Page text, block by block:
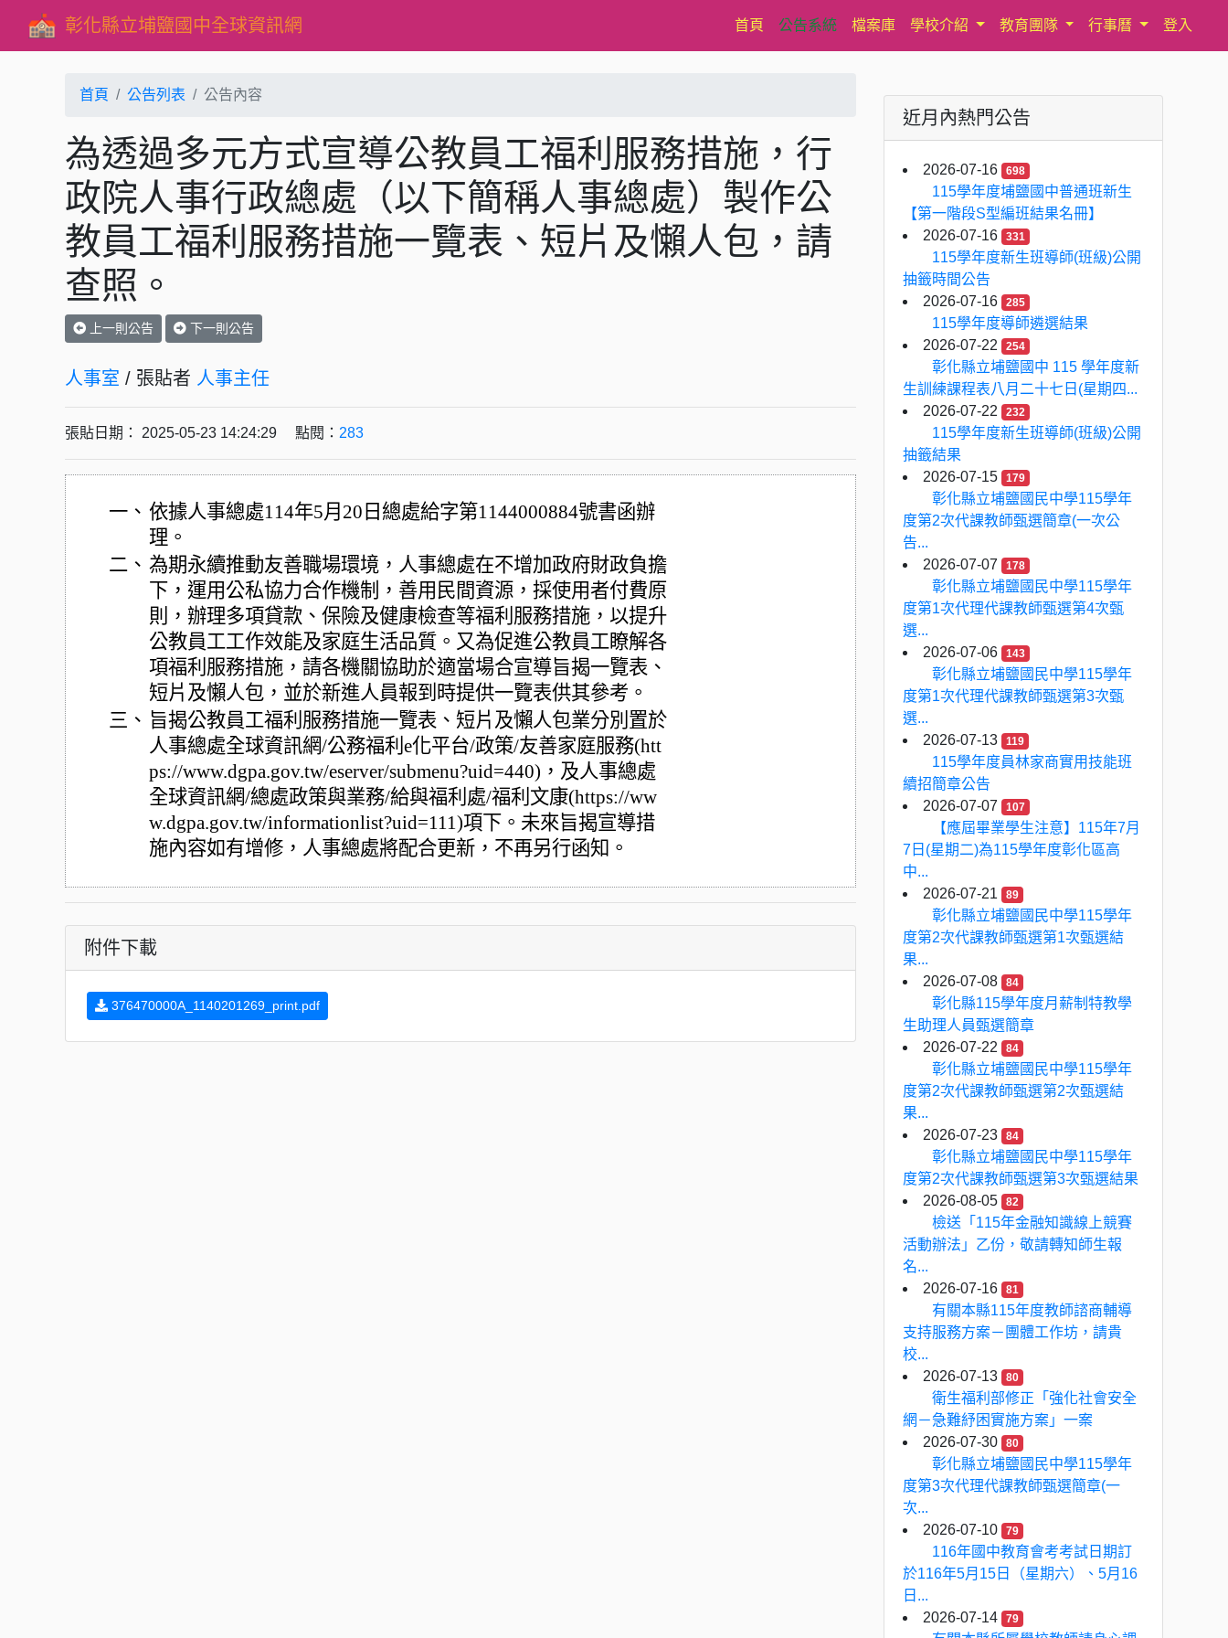
彰化縣立埔鹽國中全球資訊網 首頁(current)
公告系統 檔案庫 學校介紹 教育團隊 行事曆 登入
首頁 公告列表 公告內容
為透過多元方式宣導公教員工福利服務措施，行
政院人事行政總處（以下簡稱人事總處）製作公
教員工福利服務措施一覽表、短片及懶人包，請
查照。
上一則公告 下一則公告
人事室 / 張貼者 人事主任
張貼日期： 2025-05-23 14:24:29 點閱： 283
一、 依據人事總處114年5月20日總處給字第1144000884號書函辦
理。
二、 為期永續推動友善職場環境，人事總處在不增加政府財政負擔
下，運用公私協力合作機制，善用民間資源，採使用者付費原
則，辦理多項貸款、保險及健康檢查等福利服務措施，以提升
公教員工工作效能及家庭生活品質。又為促進公教員工瞭解各
項福利服務措施，請各機關協助於適當場合宣導旨揭一覽表、
短片及懶人包，並於新進人員報到時提供一覽表供其參考。
三、 旨揭公教員工福利服務措施一覽表、短片及懶人包業分別置於
人事總處全球資訊網/公務福利e化平台/政策/友善家庭服務(htt
ps://www.dgpa.gov.tw/eserver/submenu?uid=440)，及人事總處
全球資訊網/總處政策與業務/給與福利處/福利文康(https://ww
w.dgpa.gov.tw/informationlist?uid=111)項下。未來旨揭宣導措
施內容如有增修，人事總處將配合更新，不再另行函知。
附件下載
376470000A_1140201269_print.pdf
近月內熱門公告
2026-07-16 698
115學年度埔鹽國中普通班新生
【第一階段S型編班結果名冊】
2026-07-16
331
115學年度新生班導師(班級)公開
抽籤時間公告
2026-07-16
285
115學年度導師遴選結果
2026-07-22
254
彰化縣立埔鹽國中 115 學年度新
生訓練課程表八月二十七日(星期四...
2026-07-22
232
115學年度新生班導師(班級)公開
抽籤結果
2026-07-15
179
彰化縣立埔鹽國民中學115學年
度第2次代課教師甄選簡章(一次公
告...
2026-07-07
178
彰化縣立埔鹽國民中學115學年
度第1次代理代課教師甄選第4次甄
選...
2026-07-06
143
彰化縣立埔鹽國民中學115學年
度第1次代理代課教師甄選第3次甄
選...
2026-07-13
119
115學年度員林家商實用技能班
續招簡章公告
2026-07-07
107
【應屆畢業學生注意】115年7月
7日(星期二)為115學年度彰化區高
中...
2026-07-21
89
彰化縣立埔鹽國民中學115學年
度第2次代課教師甄選第1次甄選結
果...
2026-07-08
84
彰化縣115學年度月薪制特教學
生助理人員甄選簡章
2026-07-22
84
彰化縣立埔鹽國民中學115學年
度第2次代課教師甄選第2次甄選結
果...
2026-07-23
84
彰化縣立埔鹽國民中學115學年
度第2次代課教師甄選第3次甄選結果
2026-08-05
82
檢送「115年金融知識線上競賽
活動辦法」乙份，敬請轉知師生報
名...
2026-07-16
81
有關本縣115年度教師諮商輔導
支持服務方案－團體工作坊，請貴
校...
2026-07-13
80
衛生福利部修正「強化社會安全
網－急難紓困實施方案」一案
2026-07-30
80
彰化縣立埔鹽國民中學115學年
度第3次代理代課教師甄選簡章(一
次...
2026-07-10
79
116年國中教育會考考試日期訂
於116年5月15日（星期六）、5月16
日...
2026-07-14
79